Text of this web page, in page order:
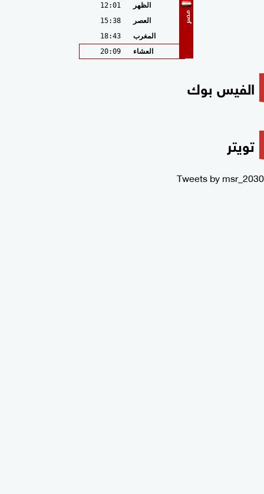
مصر
الظهر
12:01
العصر
15:38
المغرب
18:43
العشاء
20:09
الفيس بوك
تويتر
Tweets by msr_2030